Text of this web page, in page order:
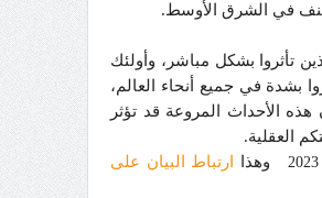
في الشرق الأوسط.
تأثروا بشكل مباشر، وأولئك
بشدة في جميع أنحاء العالم،
هذه الأحداث المروعة قد تؤثر
العقلية.
وهذا
ارتباط البيان على